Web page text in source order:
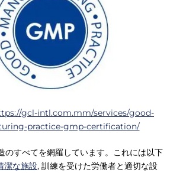
gcl-intl.com.mm/services/good-
practice-gmp-certification/
のすべてを網羅しています。これには以下
潔な施設, 訓練を受けた労働者と適切な設